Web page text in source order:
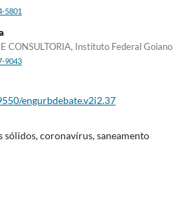
5801
CONSULTORIA, Instituto Federal Goiano
9043
engurbdebate.v2i2.37
sólidos, coronavírus, saneamento